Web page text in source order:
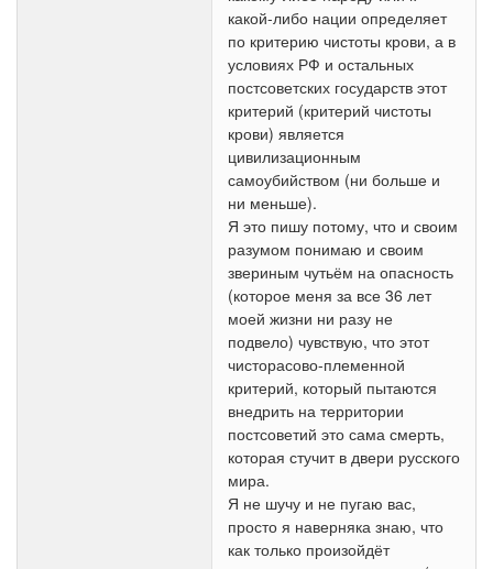
какой-либо нации определяет
по критерию чистоты крови, а в
условиях РФ и остальных
постсоветских государств этот
критерий (критерий чистоты
крови) является
цивилизационным
самоубийством (ни больше и
ни меньше).
Я это пишу потому, что и своим
разумом понимаю и своим
звериным чутьём на опасность
(которое меня за все 36 лет
моей жизни ни разу не
подвело) чувствую, что этот
чисторасово-племенной
критерий, который пытаются
внедрить на территории
постсоветий это сама смерть,
которая стучит в двери русского
мира.
Я не шучу и не пугаю вас,
просто я наверняка знаю, что
как только произойдёт